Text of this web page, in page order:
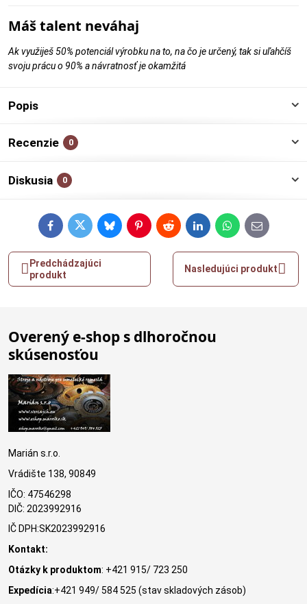
Máš talent neváhaj
Ak využiješ 50% potenciál výrobku na to, na čo je určený, tak si uľahčíš
svoju prácu o 90% a návratnosť je okamžitá
Popis
Recenzie 0
Diskusia 0
FacebookTwitterBlueskyPinterestRedditLinkedInWhatsApp
E-
mail
Predchádzajúci
produkt
Nasledujúci produkt
Overený e-shop s dlhoročnou
skúsenosťou
Marián s.r.o.
Vrádište 138, 90849
IČO: 47546298
DIČ: 2023992916
IČ DPH:SK2023992916
Kontakt:
Otázky k produktom: +421 915/ 723 250
Expedícia:+421 949/ 584 525 (stav skladových zásob)